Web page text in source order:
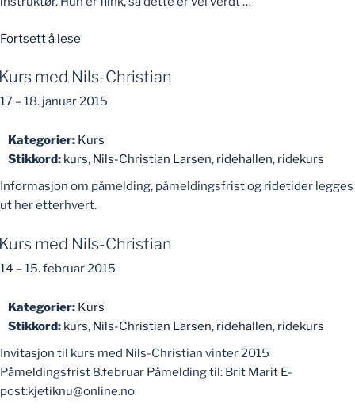
Fortsett å lese
Ingeborg
Steinnes
med Nils-Christian
17 –18. januar 2015
Kategorier: Kurs
Stikkord: kurs, Nils-Christian Larsen, ridehallen, ridekurs
Informasjon om påmelding, påmeldingsfrist og ridetider legges
ut her etterhvert.
med Nils-Christian
14 –15. februar 2015
Kategorier: Kurs
Stikkord: kurs, Nils-Christian Larsen, ridehallen, ridekurs
Invitasjon til kurs med Nils-Christian vinter 2015
Påmeldingsfrist 8.februar Påmelding til: Brit Marit E-
post:kjetiknu@online.no